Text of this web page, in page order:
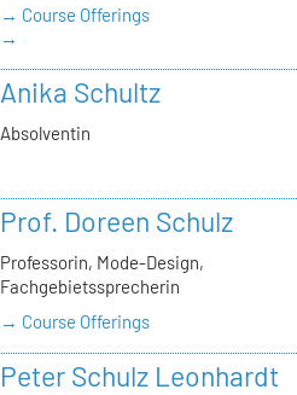
→ Course Offerings
→
Anika Schultz
Absolventin
Prof. Doreen Schulz
Professorin, Mode-Design,
Fachgebietssprecherin
→ Course Offerings
Peter Schulz Leonhardt